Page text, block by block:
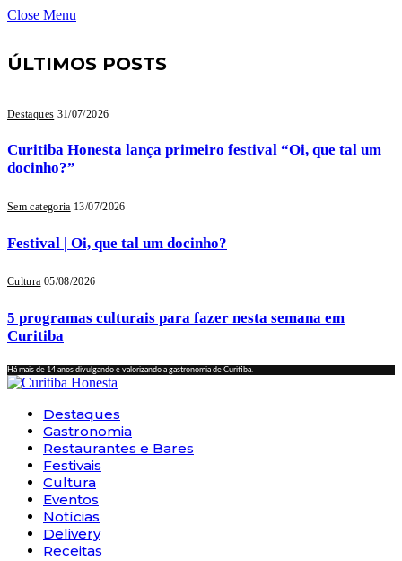
Close Menu
ÚLTIMOS POSTS
Destaques 31/07/2026
Curitiba Honesta lança primeiro festival “Oi, que tal um
docinho?”
Sem categoria 13/07/2026
Festival | Oi, que tal um docinho?
Cultura 05/08/2026
5 programas culturais para fazer nesta semana em
Curitiba
Há mais de 14 anos divulgando e valorizando a gastronomia de Curitiba.
Destaques
Gastronomia
Restaurantes e Bares
Festivais
Cultura
Eventos
Notícias
Delivery
Receitas